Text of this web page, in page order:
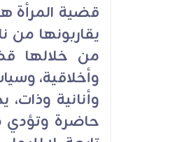
قضية المرأة
يقاربونها من
من خلالها
وأخلاقية،
وأنانية
حاضرة وتؤدي